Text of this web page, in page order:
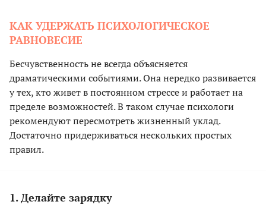
КАК УДЕРЖАТЬ ПСИХОЛОГИЧЕСКОЕ
РАВНОВЕСИЕ
Бесчувственность не всегда объясняется
драматическими событиями. Она нередко развивается
у тех, кто живет в постоянном стрессе и работает на
пределе возможностей. В таком случае психологи
рекомендуют пересмотреть жизненный уклад.
Достаточно придерживаться нескольких простых
правил.
1. Делайте зарядку